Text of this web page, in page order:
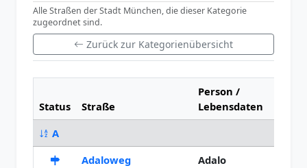
Alle Straßen der Stadt München, die dieser Kategorie
zugeordnet sind.
Zurück zur Kategorienübersicht
Status Straße
Person /
Lebensdaten
A
Adaloweg
Adalo